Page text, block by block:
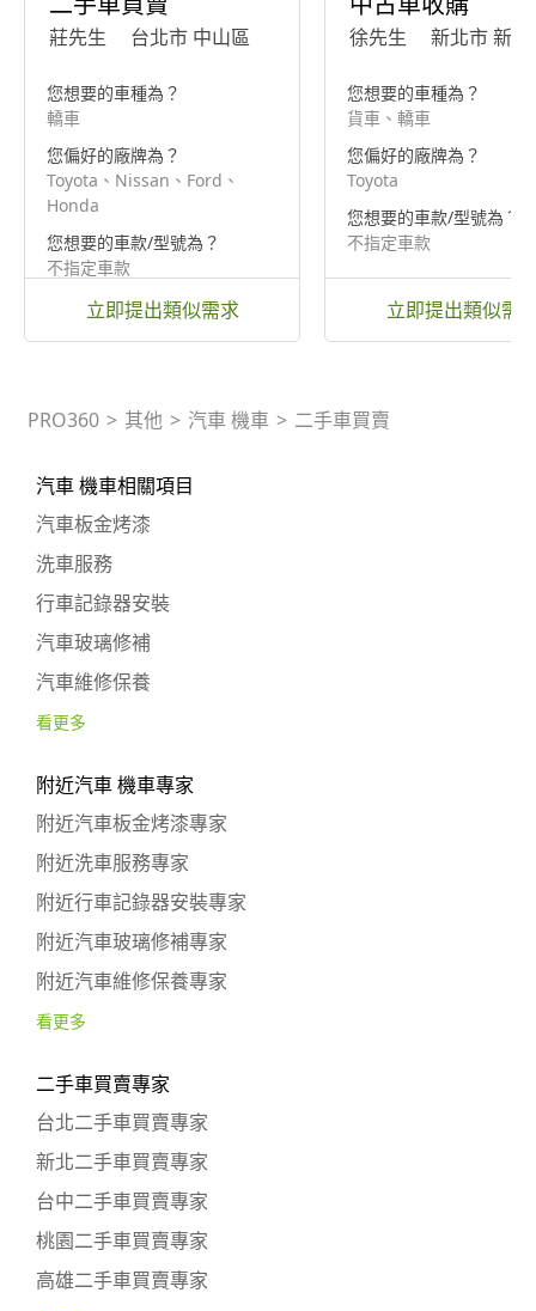
莊先生 台北市 中山區
您想要的車種為？
轎車
您偏好的廠牌為？
Toyota、Nissan、Ford、
Honda
您想要的車款/型號為？
不指定車款
立即提出類似需求
徐先生 新北市 新莊
您想要的車種為？
貨車、轎車
您偏好的廠牌為？
Toyota
您想要的車款/型號為？
不指定車款
立即提出類似需
PRO360 > 其他 > 汽車 機車 > 二手車買賣
汽車 機車相關項目
汽車板金烤漆
洗車服務
行車記錄器安裝
汽車玻璃修補
汽車維修保養
看更多
附近汽車 機車專家
附近汽車板金烤漆專家
附近洗車服務專家
附近行車記錄器安裝專家
附近汽車玻璃修補專家
附近汽車維修保養專家
看更多
二手車買賣專家
台北二手車買賣專家
新北二手車買賣專家
台中二手車買賣專家
桃園二手車買賣專家
高雄二手車買賣專家